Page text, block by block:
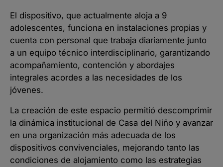
El dispositivo, que actualmente aloja a 9
adolescentes, funciona en instalaciones propias y
cuenta con personal que trabaja diariamente junto
a un equipo técnico interdisciplinario, garantizando
acompañamiento, contención y abordajes
integrales acordes a las necesidades de los
jóvenes.
La creación de este espacio permitió descomprimir
la dinámica institucional de Casa del Niño y avanzar
en una organización más adecuada de los
dispositivos convivenciales, mejorando tanto las
condiciones de alojamiento como las estrategias